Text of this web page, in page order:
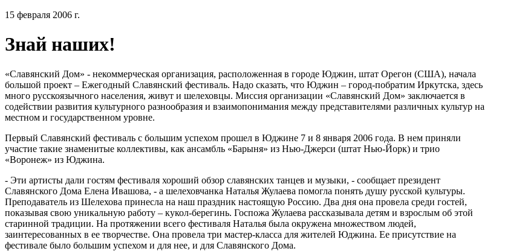
15 февраля 2006 г.
Знай наших!
«Славянский Дом» - некоммерческая организация, расположенная в городе Юджин, штат Орегон (США), начала
большой проект – Ежегодный Славянский фестиваль. Надо сказать, что Юджин – город-побратим Иркутска, здесь
много русскоязычного населения, живут и шелеховцы. Миссия организации «Славянский Дом» заключается в
содействии развития культурного разнообразия и взаимопонимания между представителями различных культур на
местном и государственном уровне.
Первый Славянский фестиваль с большим успехом прошел в Юджине 7 и 8 января 2006 года. В нем приняли
участие такие знаменитые коллективы, как ансамбль «Барыня» из Нью-Джерси (штат Нью-Йорк) и трио
«Воронеж» из Юджина.
- Эти артисты дали гостям фестиваля хороший обзор славянских танцев и музыки, - сообщает президент
Славянского Дома Елена Ивашова, - а шелеховчанка Наталья Жулаева помогла понять душу русской культуры.
Преподаватель из Шелехова принесла на наш праздник настоящую Россию. Два дня она провела среди гостей,
показывая свою уникальную работу – кукол-берегинь. Госпожа Жулаева рассказывала детям и взрослым об этой
старинной традиции. На протяжении всего фестиваля Наталья была окружена множеством людей,
заинтересованных в ее творчестве. Она провела три мастер-класса для жителей Юджина. Ее присутствие на
фестивале было большим успехом и для нее, и для Славянского Дома.